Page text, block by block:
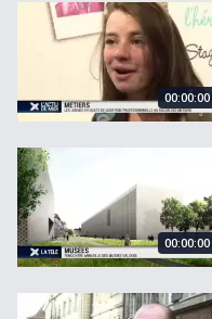
Salon des métiers: les
00:00:00
Rencontre annuelle des
00:00:00
Vente d&#039;alcool